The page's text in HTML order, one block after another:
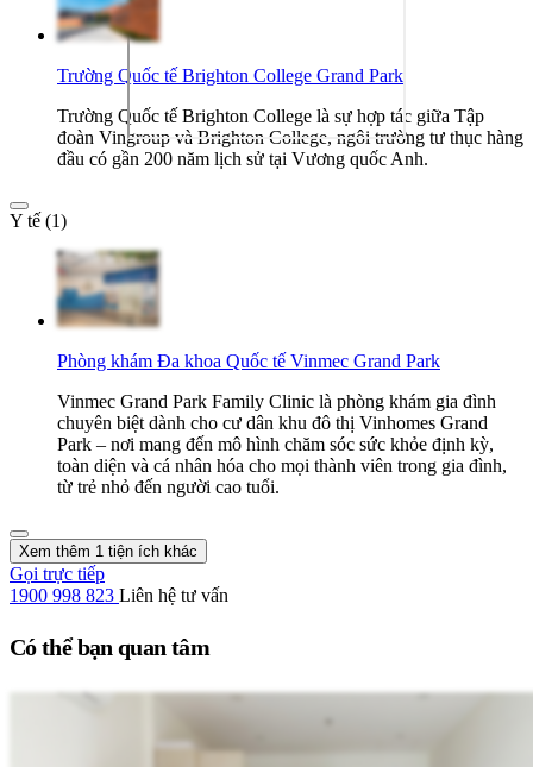
Trường Quốc tế Brighton College Grand Park
Trường Quốc tế Brighton College là sự hợp tác giữa Tập
đoàn Vingroup và Brighton College, ngôi trường tư thục hàng
đầu có gần 200 năm lịch sử tại Vương quốc Anh.
Y tế (1)
Phòng khám Đa khoa Quốc tế Vinmec Grand Park
Vinmec Grand Park Family Clinic là phòng khám gia đình
chuyên biệt dành cho cư dân khu đô thị Vinhomes Grand
Park – nơi mang đến mô hình chăm sóc sức khỏe định kỳ,
toàn diện và cá nhân hóa cho mọi thành viên trong gia đình,
từ trẻ nhỏ đến người cao tuổi.
Xem thêm 1 tiện ích khác
Gọi trực tiếp
1900 998 823 Liên hệ tư vấn
Có thể bạn quan tâm